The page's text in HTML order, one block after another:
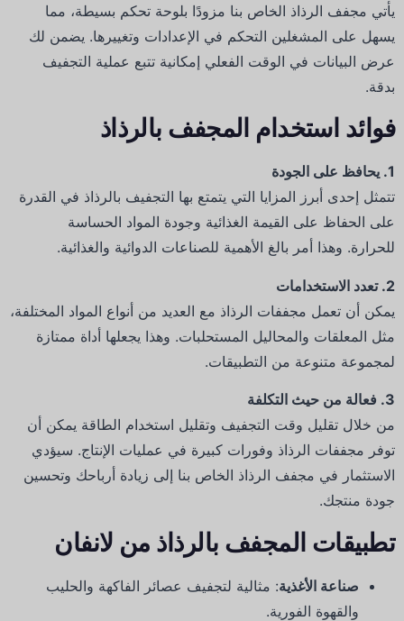
يأتي مجفف الرذاذ الخاص بنا مزودًا بلوحة تحكم بسيطة، مما
يسهل على المشغلين التحكم في الإعدادات وتغييرها. يضمن لك
عرض البيانات في الوقت الفعلي إمكانية تتبع عملية التجفيف
بدقة.
فوائد استخدام المجفف بالرذاذ
1. يحافظ على الجودة
تتمثل إحدى أبرز المزايا التي يتمتع بها التجفيف بالرذاذ في القدرة
على الحفاظ على القيمة الغذائية وجودة المواد الحساسة
للحرارة. وهذا أمر بالغ الأهمية للصناعات الدوائية والغذائية.
2. تعدد الاستخدامات
يمكن أن تعمل مجففات الرذاذ مع العديد من أنواع المواد المختلفة،
مثل المعلقات والمحاليل المستحلبات. وهذا يجعلها أداة ممتازة
لمجموعة متنوعة من التطبيقات.
3. فعالة من حيث التكلفة
من خلال تقليل وقت التجفيف وتقليل استخدام الطاقة يمكن أن
توفر مجففات الرذاذ وفورات كبيرة في عمليات الإنتاج. سيؤدي
الاستثمار في مجفف الرذاذ الخاص بنا إلى زيادة أرباحك وتحسين
جودة منتجك.
تطبيقات المجفف بالرذاذ من لانفان
صناعة الأغذية: مثالية لتجفيف عصائر الفاكهة والحليب
والقهوة الفورية.